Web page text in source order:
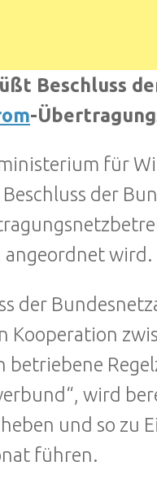
Beschluss
-
für
der
angeordnet wird.
der
Kooperation
betriebene
wird
und so zu
führen.